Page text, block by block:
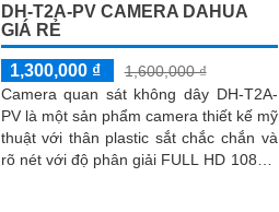
DH-T2A-PV CAMERA DAHUA
GIÁ RẺ
1,300,000 ₫
1,600,000 ₫
Camera quan sát không dây DH-T2A-
PV là một sản phẩm camera thiết kế mỹ
thuật với thân plastic sắt chắc chắn và
rõ nét với độ phân giải FULL HD 1080P.